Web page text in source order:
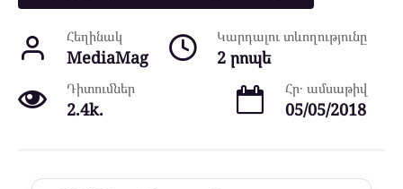
Հեղինակ
MediaMag
Կարդալու տևողությունը
2 րոպե
Դիտումներ
2.4k.
Հր․ ամսաթիվ
05/05/2018